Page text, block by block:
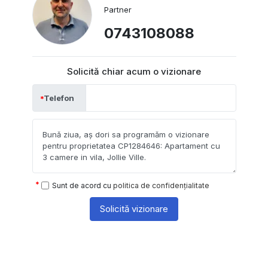
Partner
0743108088
Solicită chiar acum o vizionare
Telefon
Sunt de acord cu politica de confidențialitate
Solicită vizionare